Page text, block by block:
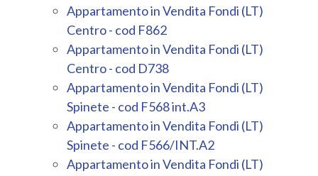
Appartamento in Vendita Fondi (LT)
Centro - cod F862
Appartamento in Vendita Fondi (LT)
Centro - cod D738
Appartamento in Vendita Fondi (LT)
Spinete - cod F568 int.A3
Appartamento in Vendita Fondi (LT)
Spinete - cod F566/INT.A2
Appartamento in Vendita Fondi (LT)
Camere
Qualsiasi